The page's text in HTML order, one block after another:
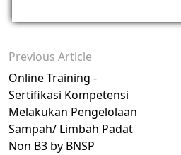
Previous Article
Online Training -
Sertifikasi Kompetensi
Melakukan Pengelolaan
Sampah/ Limbah Padat
Non B3 by BNSP